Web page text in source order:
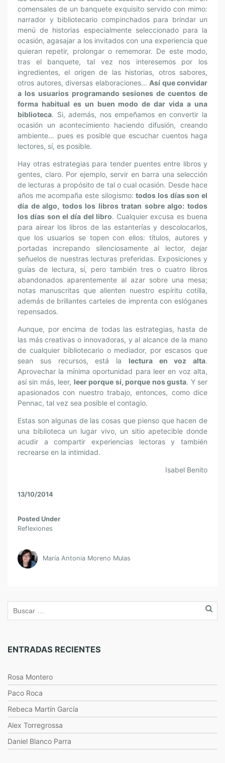
comensales de un banquete exquisito servido con mimo:
narrador y bibliotecario compinchados para brindar un
menú de historias especialmente seleccionado para la
ocasión, agasajar a los invitados con una experiencia que
quieran repetir, prolongar o rememorar. De este modo,
tras el banquete, tal vez nos interesemos por los
ingredientes, el origen de las historias, otros sabores,
otros autores, diversas elaboraciones… Así que convidar
a los usuarios programando sesiones de cuentos de
forma habitual es un buen modo de dar vida a una
biblioteca. Si, además, nos empeñamos en convertir la
ocasión un acontecimiento haciendo difusión, creando
ambiente… pues es posible que escuchar cuentos haga
lectores, sí, es posible.
Hay otras estrategias para tender puentes entre libros y
gentes, claro. Por ejemplo, servir en barra una selección
de lecturas a propósito de tal o cual ocasión. Desde hace
años me acompaña este silogismo:todos los días son el
día de algo, todos los libros tratan sobre algo: todos
los días son el día del libro. Cualquier excusa es buena
para airear los libros de las estanterías y descolocarlos,
que los usuarios se topen con ellos: títulos, autores y
portadas increpando silenciosamente al lector, dejar
señuelos de nuestras lecturas preferidas. Exposiciones y
guías de lectura, sí, pero también tres o cuatro libros
abandonados aparentemente al azar sobre una mesa;
notas manuscritas que alienten nuestro espíritu cotilla,
además de brillantes carteles de imprenta con eslóganes
repensados.
Aunque, por encima de todas las estrategias, hasta de
las más creativas o innovadoras, y al alcance de la mano
de cualquier bibliotecario o mediador, por escasos que
sean sus recursos, está la lectura en voz alta.
Aprovechar la mínima oportunidad para leer en voz alta,
así sin más, leer, leer porque sí, porque nos gusta. Y ser
apasionados con nuestro trabajo, entonces, como dice
Pennac, tal vez sea posible el contagio.
Estas son algunas de las cosas que pienso que hacen de
una biblioteca un lugar vivo, un sitio apetecible donde
acudir a compartir experiencias lectoras y también
recrearse en la intimidad.
Isabel Benito
13/10/2014
Posted Under
Reflexiones
María Antonia Moreno Mulas
ENTRADAS RECIENTES
Rosa Montero
Paco Roca
Rebeca Martín García
Alex Torregrossa
Daniel Blanco Parra